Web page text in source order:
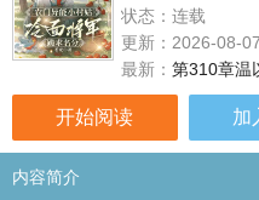
状态：连载
更新：2026-08-
最新： 第310章温
开始阅读 加
内容简介